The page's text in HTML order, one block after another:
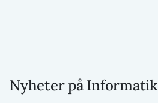
Nyheter på Informatik